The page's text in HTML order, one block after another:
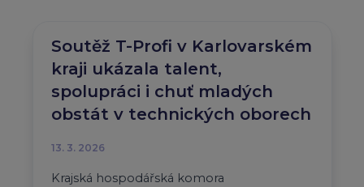
Soutěž T-Profi v Karlovarském
kraji ukázala talent,
spolupráci i chuť mladých
obstát v technických oborech
13. 3. 2026
Krajská hospodářská komora